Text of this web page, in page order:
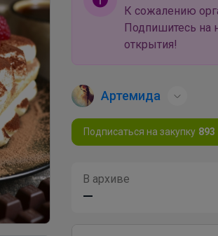
К сожалению
Подпишитесь на
открытия!
Артемида
Подписаться на закупку 893
В архиве
—